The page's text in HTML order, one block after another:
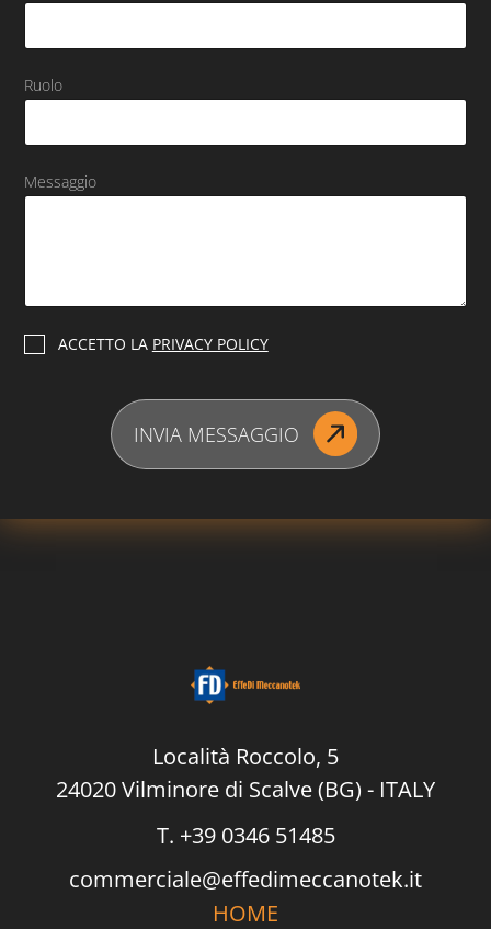
Ruolo
Messaggio
P
l
ACCETTO LA PRIVACY POLICY
INVIA MESSAGGIO
Località Roccolo, 5
24020 Vilminore di Scalve (BG) - ITALY
T. +39 0346 51485
commerciale@effedimeccanotek.it
HOME